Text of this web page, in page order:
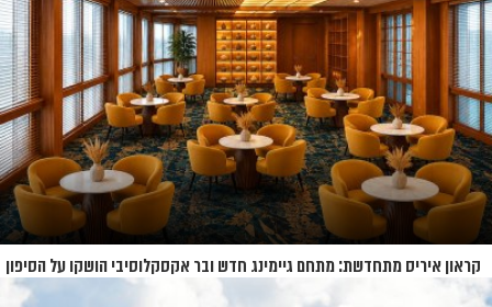
קראון איריס מתחדשת: מתחם גיימינג חדש ובר אקסקלוסיבי הושקו על הסיפון